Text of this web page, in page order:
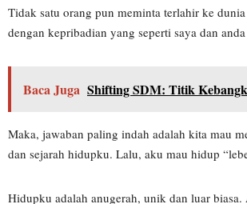
Tidak satu orang pun meminta terlahir ke
dengan kepribadian yang seperti saya dan
Baca Juga Shifting SDM: Titik
Maka, jawaban paling indah adalah kita mau
dan sejarah hidupku. Lalu, aku mau hidup
Hidupku adalah anugerah, unik dan luar